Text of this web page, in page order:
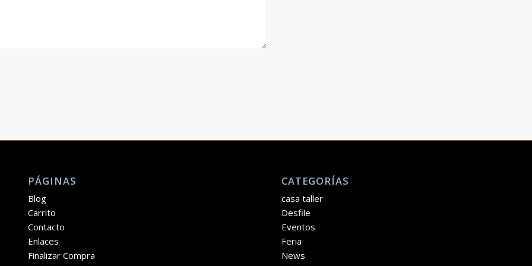
PÁGINAS
Blog
Carrito
Contacto
Enlaces
Finalizar Compra
CATEGORÍAS
casa taller
Desfile
Eventos
Feria
News